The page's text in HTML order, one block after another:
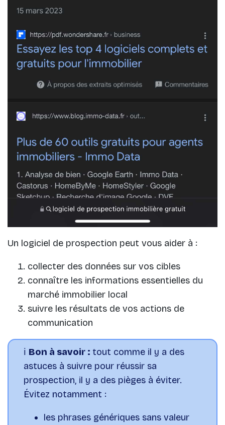
Un logiciel de prospection peut vous aider à :
collecter des données sur vos cibles
connaître les informations essentielles du
marché immobilier local
suivre les résultats de vos actions de
communication
ℹ️ Bon à savoir : tout comme il y a des
astuces à suivre pour réussir sa
prospection, il y a des pièges à éviter.
Évitez notamment :
les phrases génériques sans valeur